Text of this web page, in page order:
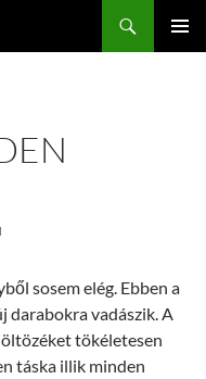
sosem elég. Ebben a
darabokra vadászik. A
tökéletesen
táska illik minden